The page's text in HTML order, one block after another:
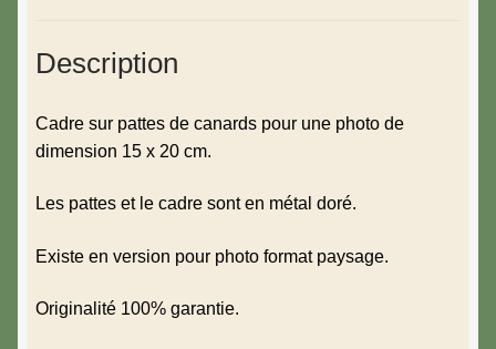
Description
Cadre sur pattes de canards pour une photo de
dimension 15 x 20 cm.
Les pattes et le cadre sont en métal doré.
Existe en version pour photo format paysage.
Originalité 100% garantie.